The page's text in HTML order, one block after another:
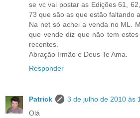
se vc vai postar as Edições 61,
73 que são as que estão faltando
Na net só achei a venda no ML.
que vende diz que não tem
recentes.
Abração Irmão e Deus Te Ama.
Responder
Patrick
3 de julho de 2010 às
Olá